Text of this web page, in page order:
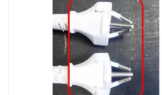
家用电器报关
国际灯具清关